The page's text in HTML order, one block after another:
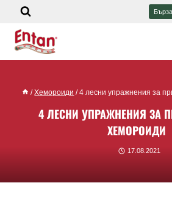
/ Хемороиди / 4 лесни упражнения за
4 ЛЕСНИ УПРАЖНЕНИЯ ЗА
ХЕМОРОИДИ
17.08.2021